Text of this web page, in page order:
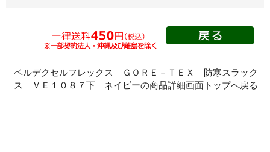
春夏半袖
ア
シャツ
ベルデクセルフレックス ＧＯＲＥ－ＴＥＸ 防寒スラック
ス ＶＥ１０８７下 ネイビーの商品詳細画面トップへ戻る